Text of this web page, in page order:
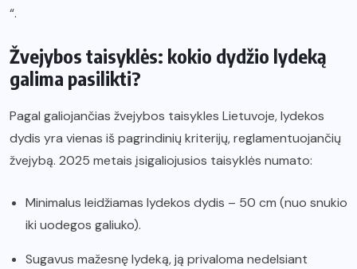
“.
Žvejybos taisyklės: kokio dydžio lydeką
galima pasilikti?
Pagal galiojančias žvejybos taisykles Lietuvoje, lydekos
dydis yra vienas iš pagrindinių kriterijų, reglamentuojančių
žvejybą. 2025 metais įsigaliojusios taisyklės numato:
Minimalus leidžiamas lydekos dydis – 50 cm (nuo snukio
iki uodegos galiuko).
Sugavus mažesnę lydeką, ją privaloma nedelsiant